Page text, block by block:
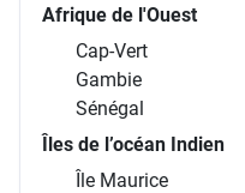
Afrique de l'Ouest
Cap-Vert
Gambie
Sénégal
Îles de l’océan Indien
Île Maurice